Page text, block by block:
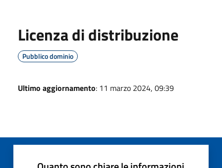
Licenza di distribuzione
Pubblico dominio
Ultimo aggiornamento: 11 marzo 2024, 09:39